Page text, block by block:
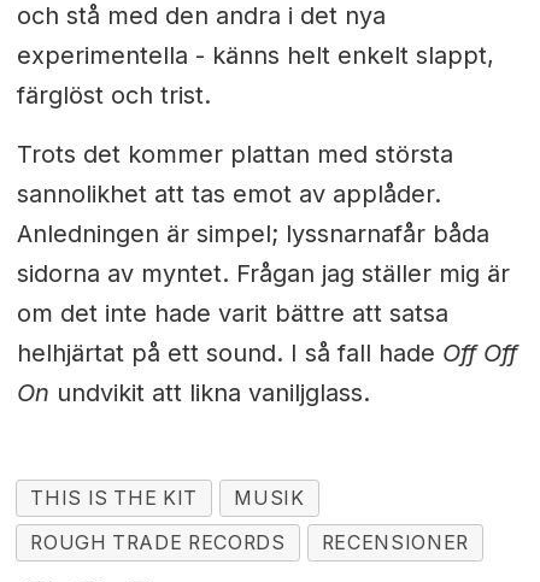
och stå med den andra i det nya
experimentella - känns helt enkelt slappt,
färglöst och trist.
Trots det kommer plattan med största
sannolikhet att tas emot av applåder.
Anledningen är simpel; lyssnarnafår båda
sidorna av myntet. Frågan jag ställer mig är
om det inte hade varit bättre att satsa
helhjärtat på ett sound. I så fall hade Off Off
On undvikit att likna vaniljglass.
THIS IS THE KIT
MUSIK
ROUGH TRADE RECORDS
RECENSIONER